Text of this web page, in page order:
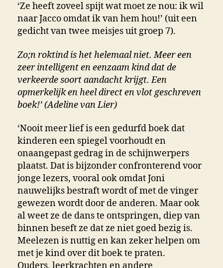
‘Ze heeft zoveel spijt wat moet ze nou: ik wil
naar Jacco omdat ik van hem hou!’ (uit een
gedicht van twee meisjes uit groep 7).
Zo;n roktind is het helemaal niet. Meer een
zeer intelligent en eenzaam kind dat de
verkeerde soort aandacht krijgt. Een
opmerkelijk en heel direct en vlot geschreven
boek!’ (Adeline van Lier)
‘Nooit meer lief is een gedurfd boek dat
kinderen een spiegel voorhoudt en
onaangepast gedrag in de schijnwerpers
plaatst. Dat is bijzonder confronterend voor
jonge lezers, vooral ook omdat Joni
nauwelijks bestraft wordt of met de vinger
gewezen wordt door de anderen. Maar ook
al weet ze de dans te ontspringen, diep van
binnen beseft ze dat ze niet goed bezig is.
Meelezen is nuttig en kan zeker helpen om
met je kind over dit boek te praten.